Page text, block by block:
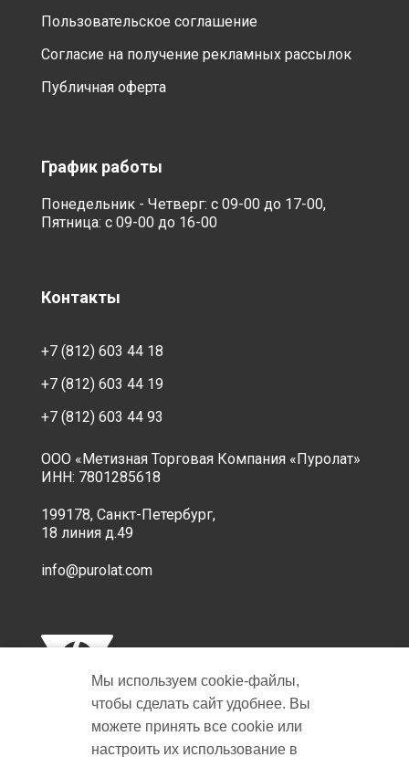
Пользовательское соглашение
Согласие на получение рекламных рассылок
Публичная оферта
График работы
Понедельник - Четверг: с 09-00 до 17-00,
Пятница: с 09-00 до 16-00
Контакты
+7 (812) 603 44 18
+7 (812) 603 44 19
+7 (812) 603 44 93
ООО «Метизная Торговая Компания «Пуролат»
ИНН: 7801285618
199178, Санкт-Петербург,
18 линия д.49
info@purolat.com
Мы используем cookie‑файлы,
чтобы сделать сайт удобнее. Вы
можете принять все cookie или
настроить их использование в